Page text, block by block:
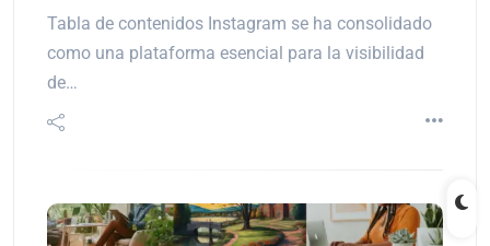
Tabla de contenidos Instagram se ha consolidado
como una plataforma esencial para la visibilidad
de…